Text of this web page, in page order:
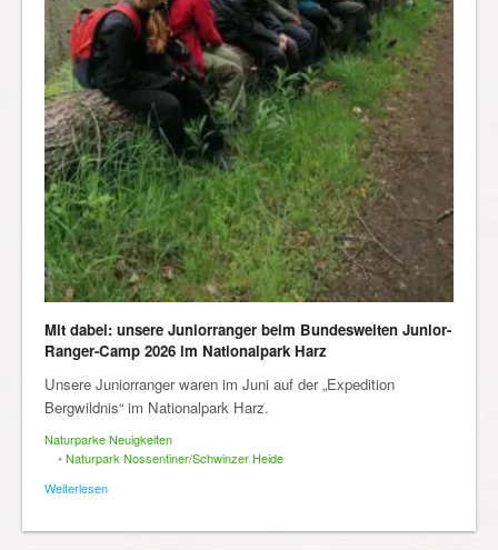
Mit dabei: unsere Juniorranger beim Bundesweiten Junior-
Ranger-Camp 2026 im Nationalpark Harz
Unsere Juniorranger waren im Juni auf der „Expedition
Bergwildnis“ im Nationalpark Harz.
Naturparke Neuigkeiten
• Naturpark Nossentiner/Schwinzer Heide
Weiterlesen